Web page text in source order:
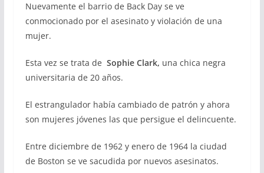
Nuevamente el barrio de Back Day se ve
conmocionado por el asesinato y violación de una
mujer.
Esta vez se trata de Sophie Clark, una chica negra
universitaria de 20 años.
El estrangulador había cambiado de patrón y ahora
son mujeres jóvenes las que persigue el delincuente.
Entre diciembre de 1962 y enero de 1964 la ciudad
de Boston se ve sacudida por nuevos asesinatos.